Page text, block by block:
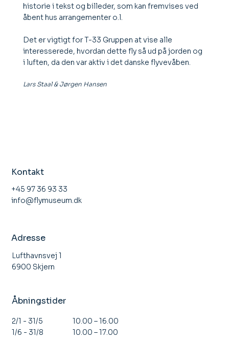
historie i tekst og billeder, som kan fremvises ved
åbent hus arrangementer o.l.
Det er vigtigt for T-33 Gruppen at vise alle
interesserede, hvordan dette fly så ud på jorden og
i luften, da den var aktiv i det danske flyvevåben.
Lars Staal & Jørgen Hansen
Åbningstider
2/1 - 31/5
1/6 - 31/8
10.00 – 16.00
10.00 – 17.00
Adresse
Lufthavnsvej 1
6900 Skjern
Kontakt
+45 97 36 93 33
info@flymuseum.dk